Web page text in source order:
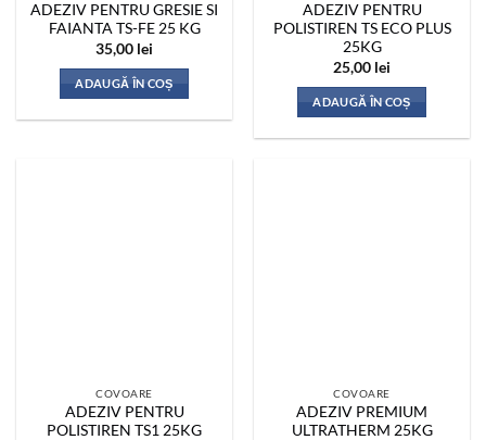
ADEZIV PENTRU GRESIE SI
FAIANTA TS-FE 25 KG
35,00 lei
ADAUGĂ ÎN COȘ
ADEZIV PENTRU
POLISTIREN TS ECO PLUS
25KG
25,00 lei
ADAUGĂ ÎN COȘ
COVOARE
ADEZIV PENTRU
POLISTIREN TS1 25KG
COVOARE
ADEZIV PREMIUM
ULTRATHERM 25KG